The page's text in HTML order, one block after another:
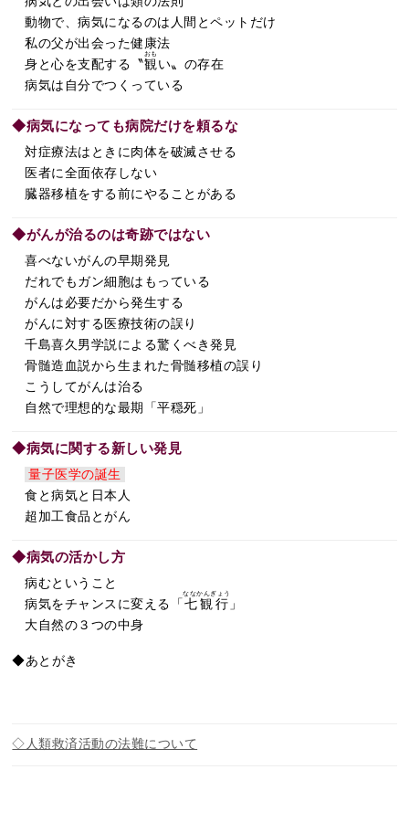
動物で、病気になるのは人間とペットだけ
私の父が出会った健康法
身と心を支配する〝観
おも
い〟の存在
病気は自分でつくっている
◆病気になっても病院だけを頼るな
対症療法はときに肉体を破滅させる
医者に全面依存しない
臓器移植をする前にやることがある
◆がんが治るのは奇跡ではない
喜べないがんの早期発見
だれでもガン細胞はもっている
がんは必要だから発生する
がんに対する医療技術の誤り
千島喜久男学説による驚くべき発見
骨髄造血説から生まれた骨髄移植の誤り
こうしてがんは治る
自然で理想的な最期「平穏死」
◆病気に関する新しい発見
量子医学の誕生
食と病気と日本人
超加工食品とがん
◆病気の活かし方
病むということ
病気をチャンスに変える「 七観行
ななかんぎょう
」
大自然の３つの中身
◆あとがき
◇人類救済活動の法難について